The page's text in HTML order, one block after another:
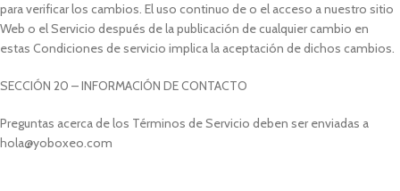
para verificar los cambios. El uso continuo de o el acceso a nuestro sitio
Web o el Servicio después de la publicación de cualquier cambio en
estas Condiciones de servicio implica la aceptación de dichos cambios.
SECCIÓN 20 – INFORMACIÓN DE CONTACTO
Preguntas acerca de los Términos de Servicio deben ser enviadas a
hola@yoboxeo.com